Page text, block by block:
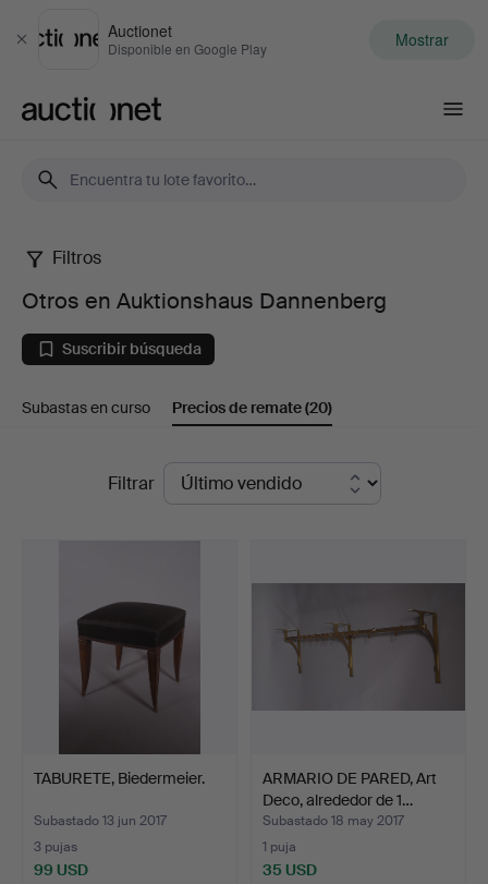
Cerrar
Auctionet
Disponible en Google Play Mostrar
Otros
en
Auktionshaus
Dannenberg
Filtros
Otros en Auktionshaus Dannenberg
Suscribir búsqueda
Subastas en curso Precios de remate(20)
Filtrar
TABURETE, Biedermeier.
Subastado 13 jun 2017
3 pujas
99 USD
ARMARIO DE PARED, Art
Deco, alrededor de 1…
Subastado 18 may 2017
1 puja
35 USD